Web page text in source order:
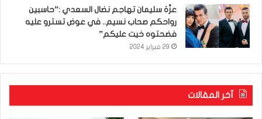
عزّة سليمان تهاجم نضال السعدي :”حاسبين
رواحكم صحاب نسيم.. في عوض تسترو عليه
فضحتوه خيت عليكم”
29 فبراير 2024
آخر المقالات